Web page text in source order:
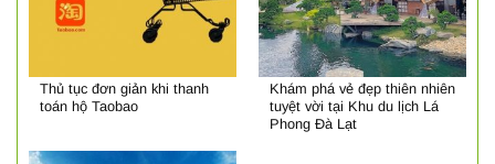
Thủ tục đơn giản khi thanh
toán hộ Taobao
Khám phá vẻ đẹp thiên nhiên
tuyệt vời tại Khu du lịch Lá
Phong Đà Lạt